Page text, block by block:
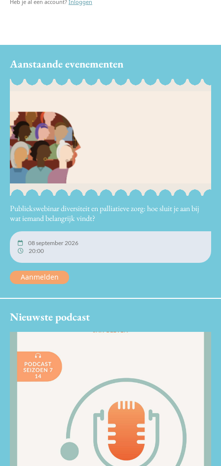
Heb je al een account? Inloggen
Aanstaande evenementen
Publiekswebinar diversiteit en palliatieve zorg: hoe sluit je aan bij
wat iemand belangrijk vindt?
08 september 2026
20:00
Aanmelden
Nieuwste podcast